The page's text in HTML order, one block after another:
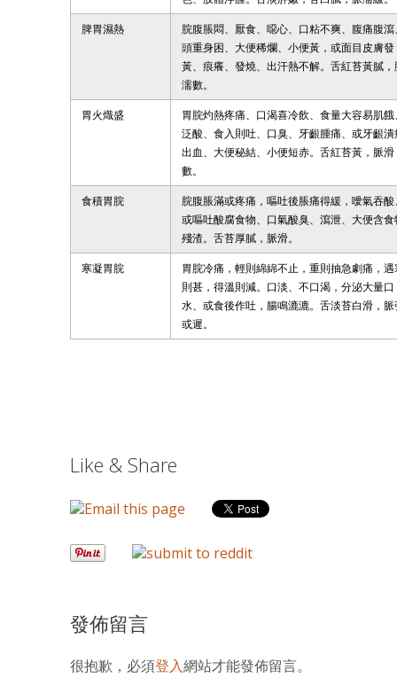
脾胃濕熱
脘腹脹悶、厭食、噁心、口粘不爽、腹痛腹瀉
頭重身困、大便稀爛、小便黃，或面目皮膚發
黃、痕癢、發燒、出汗熱不解。舌紅苔黃膩，
濡數。
胃火熾盛
胃脘灼熱疼痛、口渴喜冷飲、食量大容易肌餓
泛酸、食入則吐、口臭、牙齦腫痛、或牙齦潰
出血、大便秘結、小便短赤。舌紅苔黃，脈滑
數。
食積胃脘
脘腹脹滿或疼痛，嘔吐後脹痛得緩，噯氣吞酸
或嘔吐酸腐食物、口氣酸臭、瀉泄、大便含食
殘渣。舌苔厚膩，脈滑。
寒凝胃脘
胃脘冷痛，輕則綿綿不止，重則抽急劇痛，遇
則甚，得溫則減。口淡、不口渴，分泌大量口
水、或食後作吐，腸鳴漉漉。舌淡苔白滑，脈
或遲。
Like & Share
發佈留言
很抱歉，必須登入網站才能發佈留言。